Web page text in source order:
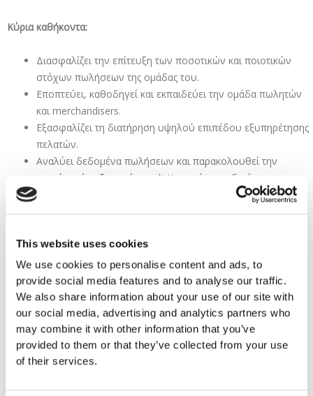
This website uses cookies
We use cookies to personalise content and ads, to
provide social media features and to analyse our traffic.
We also share information about your use of our site with
our social media, advertising and analytics partners who
may combine it with other information that you’ve
provided to them or that they’ve collected from your use
of their services.
Κύρια καθήκοντα:
Διασφαλίζει την επίτευξη των ποσοτικών και ποιοτικών
στόχων πωλήσεων της ομάδας του.
Εποπτεύει, καθοδηγεί και εκπαιδεύει την ομάδα πωλητών
και merchandisers.
Εξασφαλίζει τη διατήρηση υψηλού επιπέδου εξυπηρέτησης
πελατών.
Αναλύει δεδομένα πωλήσεων και παρακολουθεί την
πορεία επίτευξης στόχων, listings νέων κωδικών και
διανομής.
Παρακολουθεί τις προγραμματισμένες εισπράξεις πελατών
Ελέγχει το ποσοστό επιστροφών της ομάδας και προτείνει
διορθωτικές ενέργειες όπου χρειάζεται.
Εποπτεύει την τοποθέτηση διαφημιστικού υλικού,
καρτελών τιμών και προσφορών στα σημεία πώλησης.
Συνεργάζεται με τα τμήματα Marketing & Trade Marketing
για την υλοποίηση προωθητικών ενεργειών.
Συλλέγει φωτογραφικό υλικό από την αγορά για την
αξιολόγηση της παρουσίας της εταιρείας.